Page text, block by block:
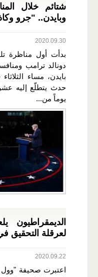
شتائم خلال
وبايدن.. "جرو
2020.09.30
بدأت أول مناظرة
دونالد ترامب
بايدن، مساء
يوماً من...
الديمقراطيون
لعرقلة التحقيق
2020.09.22
اعتبرت صحيفة "وول